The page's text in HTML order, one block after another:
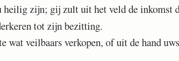
zijn; gij zult uit het veld de inkomst
tot zijn bezitting.
wat veilbaars verkopen, of uit de hand